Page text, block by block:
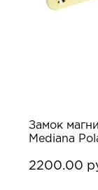
Замок
Mediana
2200.00